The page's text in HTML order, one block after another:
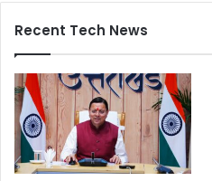
Recent Tech News